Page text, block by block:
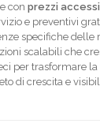
con prezzi
e preventivi
specifiche delle
scalabili che
per trasformare
di crescita e